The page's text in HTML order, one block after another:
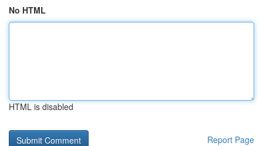
No HTML
HTML is disabled
Report Page